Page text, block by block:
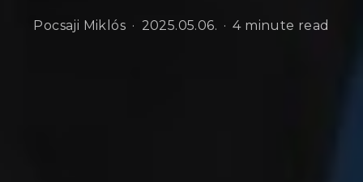
Pocsaji Miklós 2025.05.06. 4 minute read